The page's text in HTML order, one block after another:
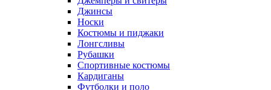
Джинсы
Носки
Костюмы и пиджаки
Лонгсливы
Рубашки
Спортивные костюмы
Кардиганы
Футболки и поло